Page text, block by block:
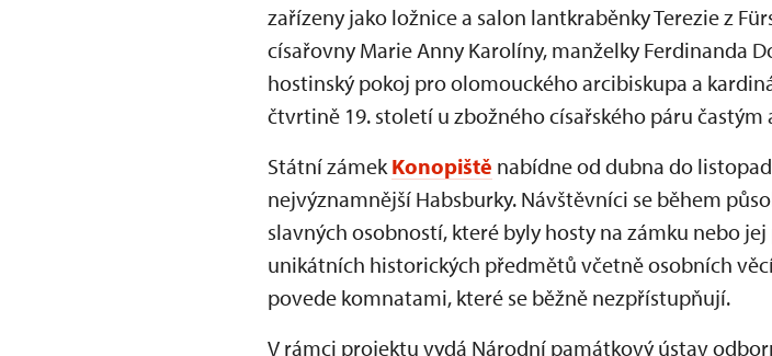
zařízeny jako ložnice a salon lantkraběnky Terezie z
císařovny Marie Anny Karolíny, manželky Ferdinanda
hostinský pokoj pro olomouckého arcibiskupa a
čtvrtině 19. století u zbožného císařského páru
Státní zámekKonopiště nabídne od dubna do
nejvýznamnější Habsburky. Návštěvníci se během
slavných osobností, které byly hosty na zámku nebo
unikátních historických předmětů včetně osobních
povede komnatami, které se běžně nezpřístupňují.
V rámci projektu vydá Národní památkový ústav